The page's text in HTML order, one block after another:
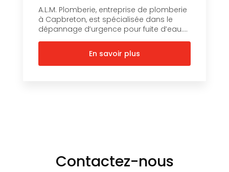
A.L.M. Plomberie, entreprise de plomberie
à Capbreton, est spécialisée dans le
dépannage d’urgence pour fuite d’eau....
En savoir plus
Contactez-nous